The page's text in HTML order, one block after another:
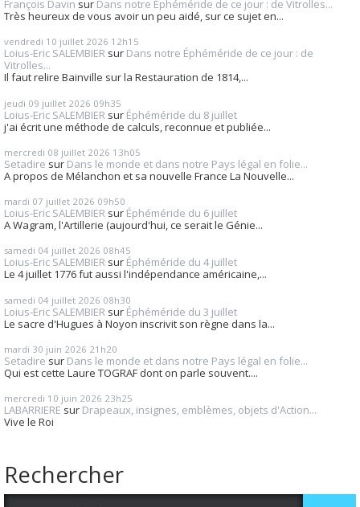
François Davin sur Dans notre Éphéméride de ce jour : de Vitrolles...
Très heureux de vous avoir un peu aidé, sur ce sujet en...
vendredi 10 juillet 2026 12h15
Loius-Eric SALEMBIER sur Dans notre Éphéméride de ce jour : de
Vitrolles...
Il faut relire Bainville sur la Restauration de 1814,...
jeudi 09 juillet 2026 09h35
Loius-Eric SALEMBIER sur Éphéméride du 8 juillet
j'ai écrit une méthode de calculs, reconnue et publiée...
mercredi 08 juillet 2026 13h05
Setadire sur Dans le monde et dans notre Pays légal en folie...
A propos de Mélanchon et sa nouvelle France La Nouvelle...
mardi 07 juillet 2026 09h50
Loius-Eric SALEMBIER sur Éphéméride du 6 juillet
A Wagram, l'Artillerie (aujourd'hui, ce serait le Génie...
samedi 04 juillet 2026 08h45
Loius-Eric SALEMBIER sur Éphéméride du 4 juillet
Le 4 juillet 1776 fut aussi l'indépendance américaine,...
samedi 04 juillet 2026 08h30
Loius-Eric SALEMBIER sur Éphéméride du 3 juillet
Le sacre d'Hugues à Noyon inscrivit son règne dans la...
mardi 30 juin 2026 21h20
Setadire sur Dans le monde et dans notre Pays légal en folie...
Qui est cette Laure TOGRAF dont on parle souvent....
mercredi 10 juin 2026 23h25
LABARRIERE sur Drapeaux, insignes, emblèmes, objets d'Action...
Vive le Roi
Rechercher